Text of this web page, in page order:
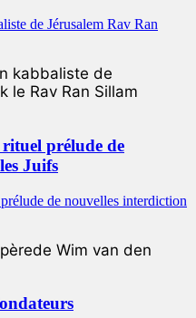
kabbaliste de
le Rav Ran Sillam
prélude de
Juifs
Wim van den